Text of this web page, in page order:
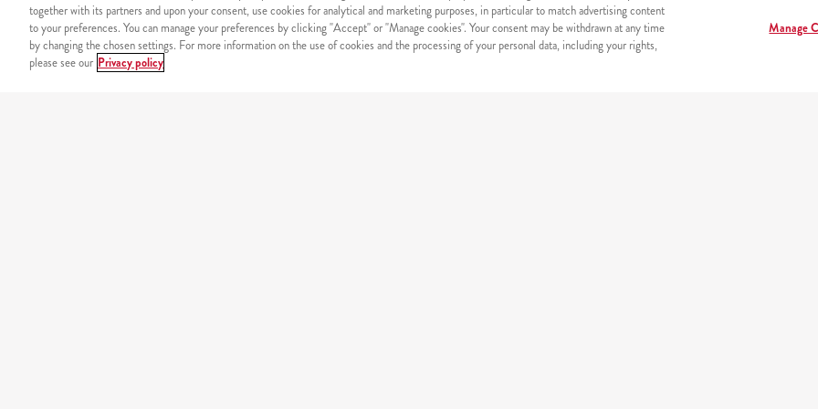
together with its partners and upon your consent, use cookies for analytical and marketing purposes, in particular to match advertising content
to your preferences. You can manage your preferences by clicking "Accept" or "Manage cookies". Your consent may be withdrawn at any time
by changing the chosen settings. For more information on the use of cookies and the processing of your personal data, including your rights,
please see our Privacy policy
Manage